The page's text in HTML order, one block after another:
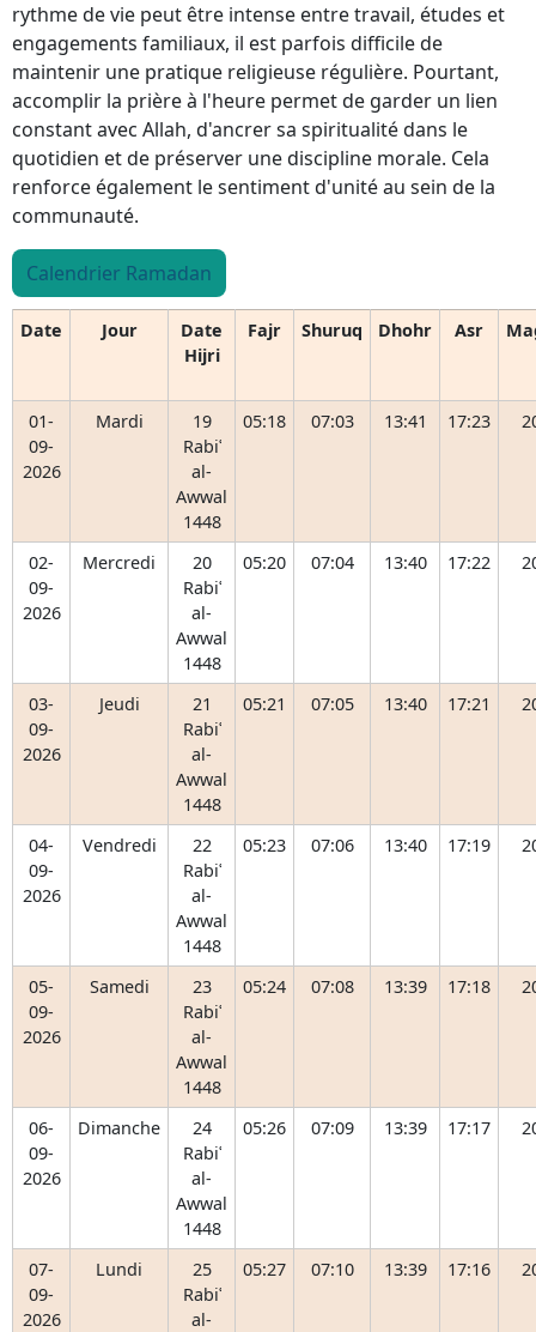
rythme de vie peut être intense entre travail, études et
engagements familiaux, il est parfois difficile de
maintenir une pratique religieuse régulière. Pourtant,
accomplir la prière à l'heure permet de garder un lien
constant avec Allah, d'ancrer sa spiritualité dans le
quotidien et de préserver une discipline morale. Cela
renforce également le sentiment d'unité au sein de la
communauté.
Calendrier Ramadan
Date Jour
Date
Hijri
Fajr Shuruq Dhohr Asr
01-
09-
2026
Mardi
19
Rabiʿ
al-
Awwal
1448
05:18 07:03 13:41 17:23
02-
09-
2026
Mercredi
20
Rabiʿ
al-
Awwal
1448
05:20 07:04 13:40 17:22
03-
09-
2026
Jeudi
21
Rabiʿ
al-
Awwal
1448
05:21 07:05 13:40 17:21
04-
09-
2026
Vendredi
22
Rabiʿ
al-
Awwal
1448
05:23 07:06 13:40 17:19
05-
09-
2026
Samedi
23
Rabiʿ
al-
Awwal
1448
05:24 07:08 13:39 17:18
06-
09-
2026
Dimanche
24
Rabiʿ
al-
Awwal
1448
05:26 07:09 13:39 17:17
07-
09-
2026
Lundi
25
Rabiʿ
al-
05:27 07:10 13:39 17:16